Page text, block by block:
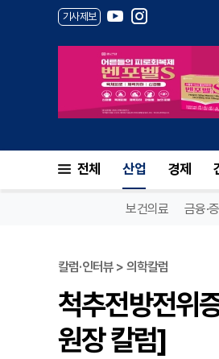
기사제보
전체 산업 경제
보건의료 금융·
칼럼·인터뷰 > 의학칼럼
척추전방전위
원장 칼럼]